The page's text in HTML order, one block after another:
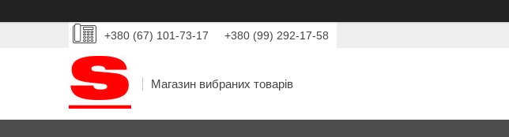
+380 (67) 101-73-17 +380 (99) 292-17-58
Магазин вибраних товарів